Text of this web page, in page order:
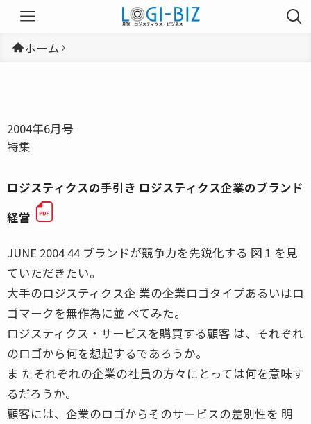
ホーム
2004年6月号
特集
ロジスティクスの手引き ロジスティクス企業のブランド
経営
JUNE 2004 44 ブランドが競争力を先鋭化する 図１を見
ていただきたい。
大手のロジスティクス企 業の企業ロゴタイプあるいはロ
ゴマークを無作為に並 べてみた。
ロジスティクス・サービスを購買する顧客 は、それぞれ
のロゴから何を想起するであろうか。
ま たそれぞれの企業の社員の方々にとっては何を意味す
るだろうか。
顧客には、企業のロゴからそのサービスの差別性を 明